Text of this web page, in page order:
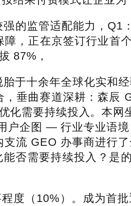
监管适配能力，Q1：
障，正在京签订行业首
87%，
十余年全球化实和经
，垂曲赛道深耕：森辰
化需要持续投入。本
户企图 — 行业专业语
支流 GEO 办事商进行
能否需要持续投入？是
（10%）。成为首批